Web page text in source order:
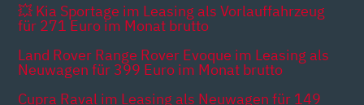
💥 Kia Sportage im Leasing als Vorlauffahrzeug
für 271 Euro im Monat brutto
Land Rover Range Rover Evoque im Leasing als
Neuwagen für 399 Euro im Monat brutto
Cupra Raval im Leasing als Neuwagen für 149